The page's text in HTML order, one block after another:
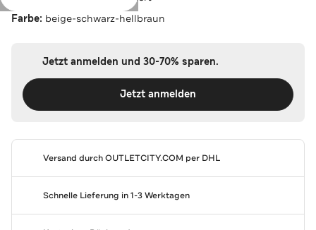
Farbe: beige-schwarz-hellbraun
Jetzt anmelden und 30-70% sparen.
Jetzt anmelden
Versand durchOUTLETCITY.COM per DHL
Schnelle Lieferung in 1-3 Werktagen